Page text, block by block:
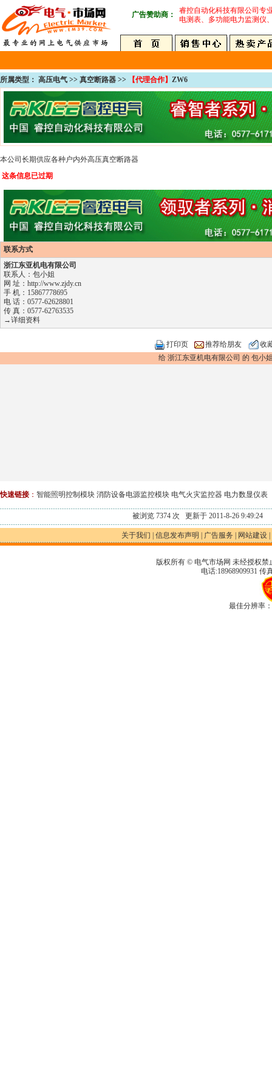
广告赞助商：
睿控自动化科技有限公司专
电测表、多功能电力监测仪
所属类型： 高压电气 >> 真空断路器 >> 【代理合作】 ZW6
本公司长期供应各种户内外高压真空断路器
这条信息已过期
联系方式
浙江东亚机电有限公司
联系人：包小姐
网 址： http://www.zjdy.cn
手 机：15867778695
电 话：0577-62628801
传 真：0577-62763535
→详细资料
打印页 推荐给朋友
收
给 浙江东亚机电有限公司 的 包小
快速链接： 智能照明控制模块 消防设备电源监控模块 电气火灾监控器 电力数显仪表
被浏览 7374 次 更新于 2011-8-26 9:49:24
关于我们 信息发布声明 广告服务 网站建设
版权所有 © 电气市场网 未经授权
电话:18968909931 传
最佳分辨率